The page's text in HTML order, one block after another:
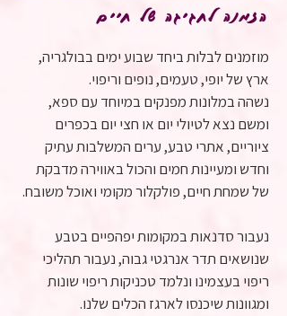
הזמנה לחגיגה של חיים
מוזמנים לבלות ביחד שבוע ימים בבולגריה,
ארץ של יופי, טעמים, נופים וריפוי.
נשהה במלונות מפנקים במיוחד עם ספא,
ומשם נצא לטיולי יום או חצי יום בכפרים
ציוריים, אתרי טבע, ערים המשלבות עתיק
וחדש ומעיינות חמים והכול באווירה מדבקת
של שמחת חיים, פולקלור מקומי ואוכל משובח.
נעבור סדנאות במקומות יפהפיים בטבע
שנושאים תדר אנרגטי גבוה, נעבור תהליכי
ריפוי בעצמינו ונלמד טכניקות ריפוי שונות
ומגוונות שיכנסו לארגז הכלים שלנו.